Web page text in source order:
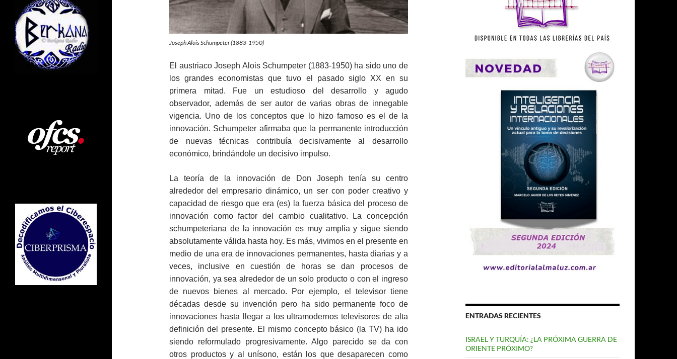
Joseph Alois Schumpeter (1883-1950)
El austriaco Joseph Alois Schumpeter (1883-1950) ha sido uno de
los grandes economistas que tuvo el pasado siglo XX en su
primera mitad. Fue un estudioso del desarrollo y agudo
observador, además de ser autor de varias obras de innegable
vigencia. Uno de los conceptos que lo hizo famoso es el de la
innovación. Schumpeter afirmaba que la permanente introducción
de nuevas técnicas contribuía decisivamente al desarrollo
económico, brindándole un decisivo impulso.
La teoría de la innovación de Don Joseph tenía su centro
alrededor del empresario dinámico, un ser con poder creativo y
capacidad de riesgo que era (es) la fuerza básica del proceso de
innovación como factor del cambio cualitativo. La concepción
schumpeteriana de la innovación es muy amplia y sigue siendo
absolutamente válida hasta hoy. Es más, vivimos en el presente en
medio de una era de innovaciones permanentes, hasta diarias y a
veces, inclusive en cuestión de horas se dan procesos de
innovación, ya sea alrededor de un solo producto o con el ingreso
de nuevos bienes al mercado. Por ejemplo, el televisor tiene
décadas desde su invención pero ha sido permanente foco de
innovaciones hasta llegar a los ultramodernos televisores de alta
definición del presente. El mismo concepto básico (la TV) ha ido
siendo reformulado progresivamente. Algo parecido se da con
otros productos y al unísono, están los que desaparecen como
ENTRADAS RECIENTES
ISRAEL Y TURQUÍA: ¿LA PRÓXIMA GUERRA DE
ORIENTE PRÓXIMO?